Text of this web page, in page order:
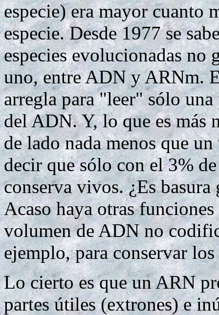
especie) era mayor cuanto
especie. Desde 1977 se
especies evolucionadas no
uno, entre ADN y ARNm.
arregla para "leer" sólo
del ADN. Y, lo que es más
de lado nada menos que
decir que sólo con el 3%
conserva vivos. ¿Es
Acaso haya otras
volumen de ADN no
ejemplo, para conservar
Lo cierto es que un ARN
partes útiles (extrones) e